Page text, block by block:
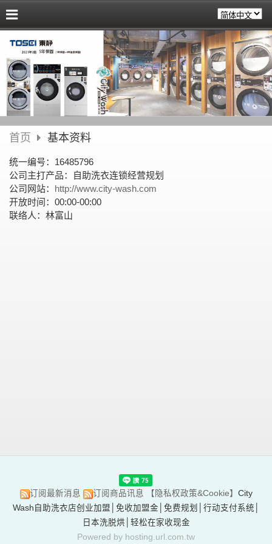
首页 基本资料
统一编号：16485796
公司主打产品：自助洗衣连锁经营规划
公司网站： http://www.city-wash.com
开放时间：00:00-00:00
联络人：林富山
订阅最新消息 订阅商品讯息 【隐私权政策&Cookie】 City
Wash自助洗衣店创业加盟│免收加盟金│免费规划│行动支付系统│
日本洗脱烘│轻松在家收现金
Powered by hosting.url.com.tw